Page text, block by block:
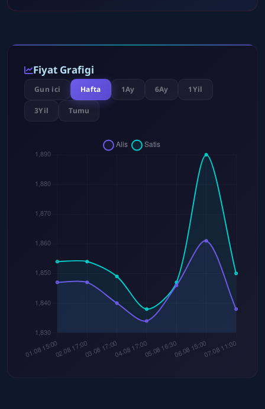
Fiyat Grafigi
Gun ici Hafta 1Ay 6Ay 1Yil
3Yil Tumu